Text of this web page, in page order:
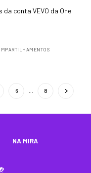
conta VEVO da One
6 8
NA MIRA